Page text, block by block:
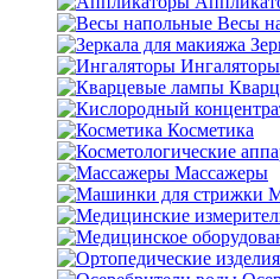
Весы
Ингаляторы
Косметика
Массажеры